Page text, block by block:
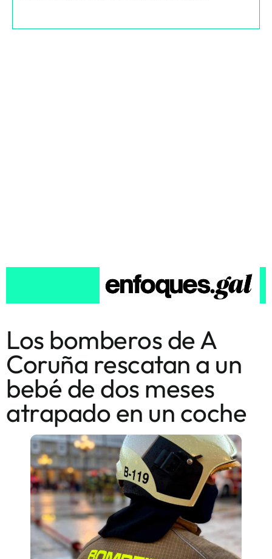
Los bomberos de A
Coruña rescatan a un
bebé de dos meses
atrapado en un coche